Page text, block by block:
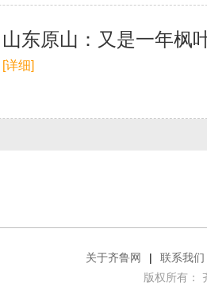
山东原山：又是一年枫
[详细]
关于齐鲁网 |
联系我们
版权所有：